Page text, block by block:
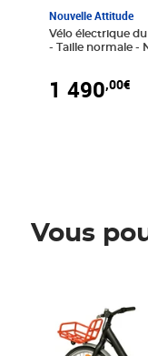
Nouvelle Attitude
Vélo électrique
- Taille normale -
1 490,00€
Vous